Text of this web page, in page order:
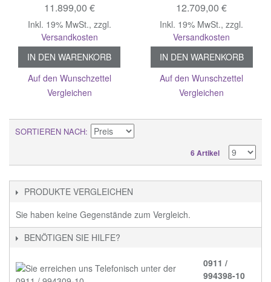
11.899,00 €
Inkl. 19% MwSt., zzgl.
Versandkosten
IN DEN WARENKORB
Auf den Wunschzettel
Vergleichen
12.709,00 €
Inkl. 19% MwSt.,zzgl.
Versandkosten
IN DEN WARENKORB
Auf den Wunschzettel
Vergleichen
SORTIEREN NACH
6 Artikel
PRODUKTE VERGLEICHEN
Sie haben keine Gegenstände zum Vergleich.
BENÖTIGEN SIE HILFE?
0911 /
994398-10